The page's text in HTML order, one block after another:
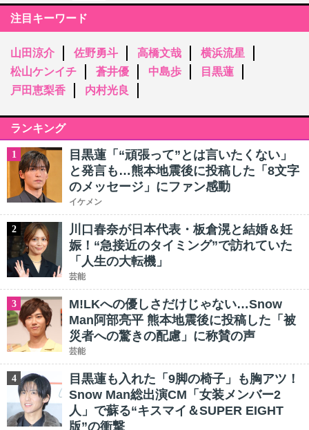
注目キーワード
山田涼介 佐野勇斗 高橋文哉
横浜流星
松山ケンイチ
蒼井優 中島歩
目黒蓮
戸田恵梨香
内村光良
ランキング
1
目黒蓮「“頑張って”とは言いたくない」
と発言も…熊本地震後に投稿した「8文字
のメッセージ」にファン感動
イケメン
2
川口春奈が日本代表・板倉滉と結婚＆妊
娠！“急接近のタイミング”で訪れていた
「人生の大転機」
芸能
3
M!LKへの優しさだけじゃない…Snow
Man阿部亮平 熊本地震後に投稿した「被
災者への驚きの配慮」に称賛の声
芸能
4
目黒蓮も入れた「9脚の椅子」も胸アツ！
Snow Man総出演CM「女装メンバー2
人」で蘇る“キスマイ＆SUPER EIGHT
版”の衝撃